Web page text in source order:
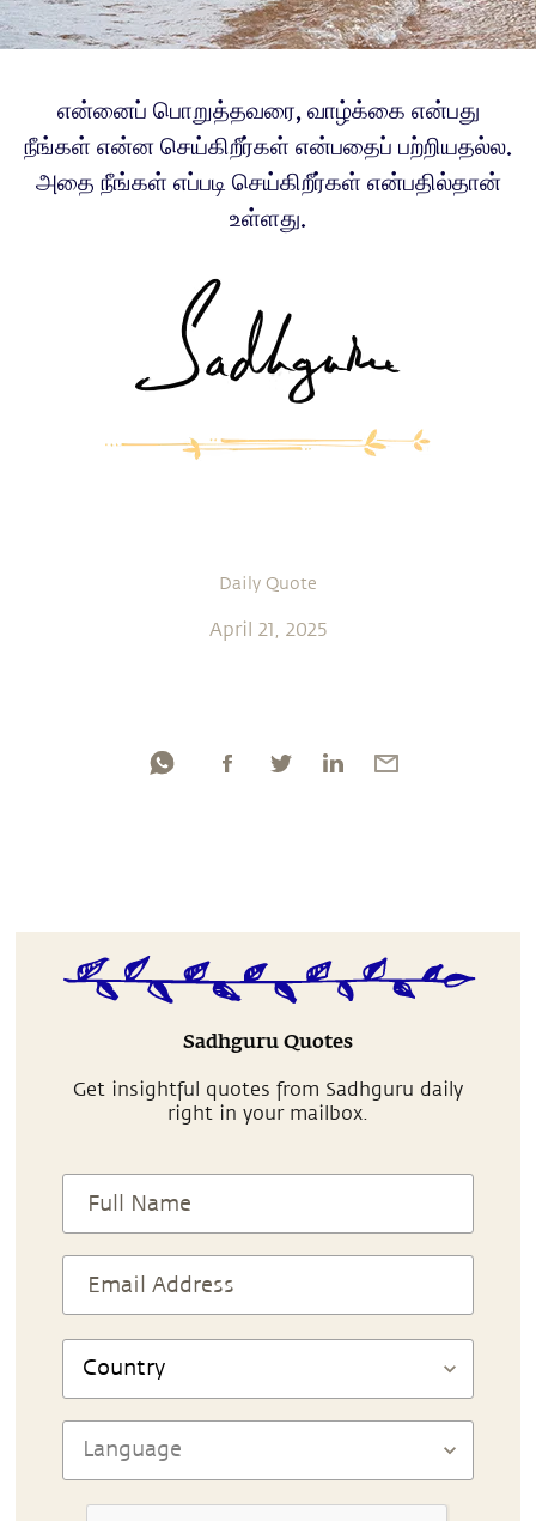
என்னைப் பொறுத்தவரை, வாழ்க்கை என்பது
நீங்கள் என்ன செய்கிறீர்கள் என்பதைப் பற்றியதல்ல.
அதை நீங்கள் எப்படி செய்கிறீர்கள் என்பதில்தான்
உள்ளது.
Daily Quote
April 21, 2025
Sadhguru Quotes
Get insightful quotes from Sadhguru daily
right in your mailbox.